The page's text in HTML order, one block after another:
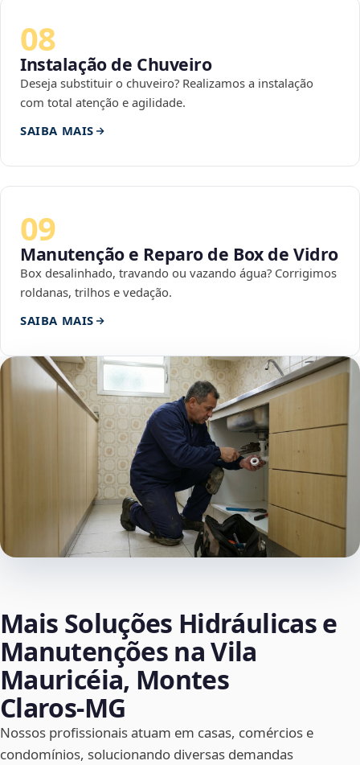
08
Instalação de Chuveiro
Deseja substituir o chuveiro? Realizamos a instalação
com total atenção e agilidade.
SAIBA MAIS
09
Manutenção e Reparo de Box de Vidro
Box desalinhado, travando ou vazando água? Corrigimos
roldanas, trilhos e vedação.
SAIBA MAIS
Mais Soluções Hidráulicas e
Manutenções na Vila
Mauricéia, Montes
Claros‑MG
Nossos profissionais atuam em casas, comércios e
condomínios, solucionando diversas demandas